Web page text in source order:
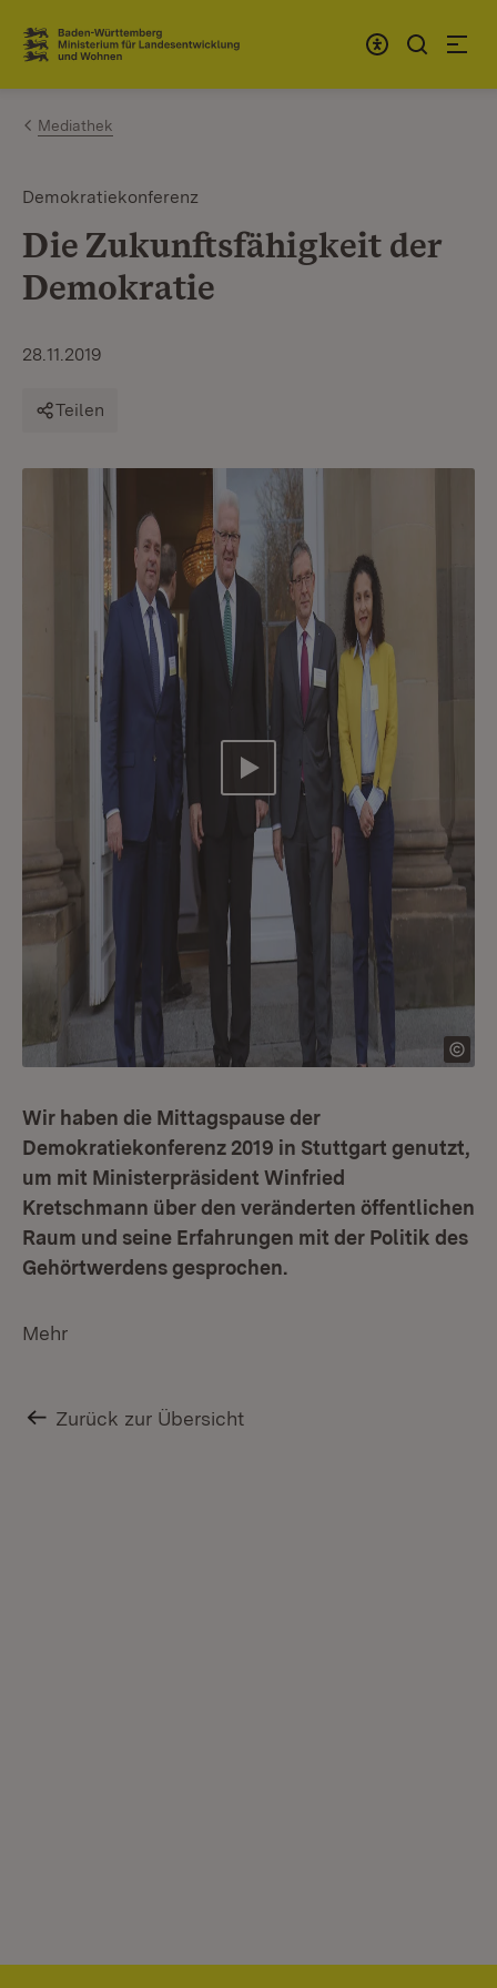
Zum Inhalt springen
Link zur Startseite
Mediathek
Demokratiekonferenz
Die Zukunftsfähigkeit der
Demokratie
28.11.2019
Teilen
Video abspielen
Wir haben die Mittagspause der
Demokratiekonferenz 2019 in Stuttgart genutzt,
um mit Ministerpräsident Winfried
Kretschmann über den veränderten öffentlichen
Raum und seine Erfahrungen mit der Politik des
Gehörtwerdens gesprochen.
Mehr
Zurück zur Übersicht